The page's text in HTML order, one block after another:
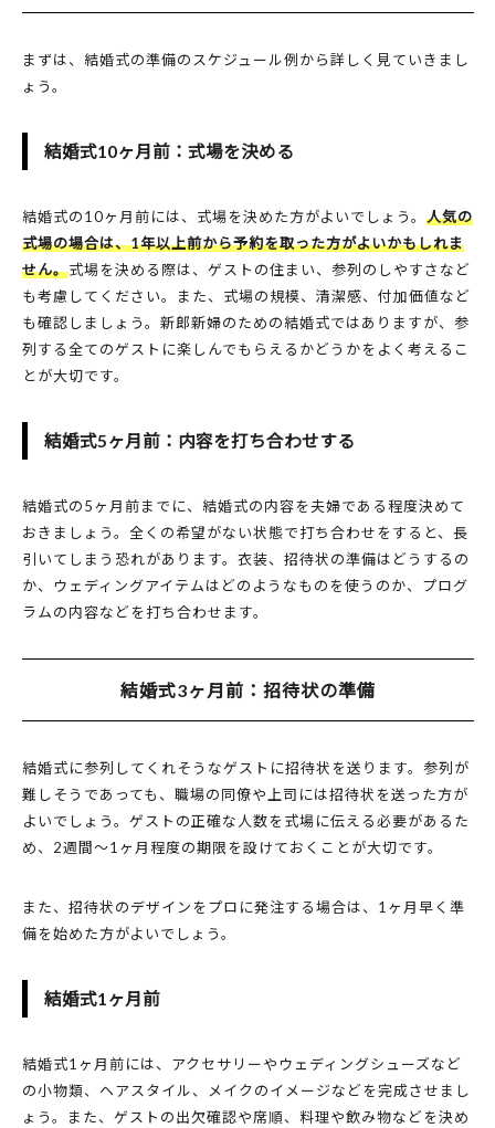
まずは、結婚式の準備のスケジュール例から詳しく見ていきまし
ょう。
結婚式10ヶ月前：式場を決める
結婚式の10ヶ月前には、式場を決めた方がよいでしょう。 人気の
式場の場合は、1年以上前から予約を取った方がよいかもしれま
せん。式場を決める際は、ゲストの住まい、参列のしやすさなど
も考慮してください。また、式場の規模、清潔感、付加価値など
も確認しましょう。新郎新婦のための結婚式ではありますが、参
列する全てのゲストに楽しんでもらえるかどうかをよく考えるこ
とが大切です。
結婚式5ヶ月前：内容を打ち合わせする
結婚式の5ヶ月前までに、結婚式の内容を夫婦である程度決めて
おきましょう。全くの希望がない状態で打ち合わせをすると、長
引いてしまう恐れがあります。衣装、招待状の準備はどうするの
か、ウェディングアイテムはどのようなものを使うのか、プログ
ラムの内容などを打ち合わせます。
結婚式3ヶ月前：招待状の準備
結婚式に参列してくれそうなゲストに招待状を送ります。参列が
難しそうであっても、職場の同僚や上司には招待状を送った方が
よいでしょう。ゲストの正確な人数を式場に伝える必要があるた
め、2週間～1ヶ月程度の期限を設けておくことが大切です。
また、招待状のデザインをプロに発注する場合は、1ヶ月早く準
備を始めた方がよいでしょう。
結婚式1ヶ月前
結婚式1ヶ月前には、アクセサリーやウェディングシューズなど
の小物類、ヘアスタイル、メイクのイメージなどを完成させまし
ょう。また、ゲストの出欠確認や席順、料理や飲み物などを決め